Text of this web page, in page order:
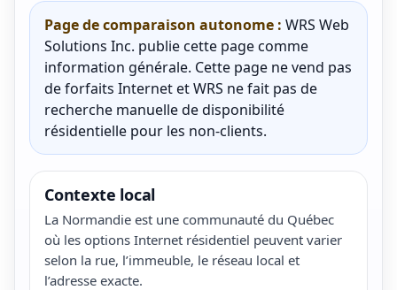
Page de comparaison autonome : WRS Web
Solutions Inc. publie cette page comme
information générale. Cette page ne vend pas
de forfaits Internet et WRS ne fait pas de
recherche manuelle de disponibilité
résidentielle pour les non-clients.
Contexte local
La Normandie est une communauté du Québec
où les options Internet résidentiel peuvent varier
selon la rue, l’immeuble, le réseau local et
l’adresse exacte.